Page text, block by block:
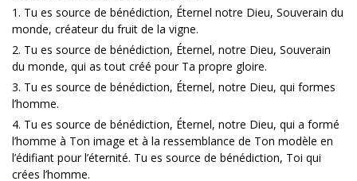
1. Tu es source de bénédiction, Éternel notre Dieu, Souverain du
monde, créateur du fruit de la vigne.
2. Tu es source de bénédiction, Éternel, notre Dieu, Souverain
du monde, qui as tout créé pour Ta propre gloire.
3. Tu es source de bénédiction, Éternel, notre Dieu, qui formes
l’homme.
4. Tu es source de bénédiction, Éternel, notre Dieu, qui a formé
l’homme à Ton image et à la ressemblance de Ton modèle en
l’édifiant pour l’éternité. Tu es source de bénédiction, Toi qui
crées l’homme.